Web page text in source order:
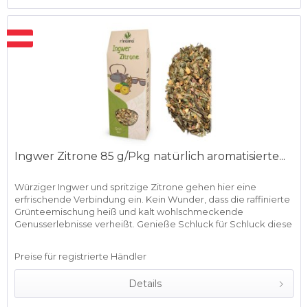
Ingwer Zitrone 85 g/Pkg natürlich aromatisierte...
Würziger Ingwer und spritzige Zitrone gehen hier eine
erfrischende Verbindung ein. Kein Wunder, dass die raffinierte
Grünteemischung heiß und kalt wohlschmeckende
Genusserlebnisse verheißt. Genieße Schluck für Schluck diese
Preise für registrierte Händler
Details